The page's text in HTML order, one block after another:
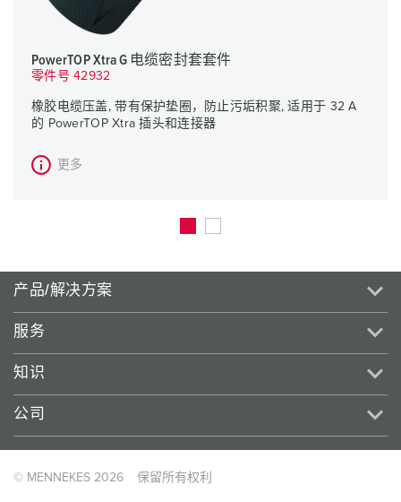
PowerTOP Xtra G 电缆密封套套件
零件号 42932
橡胶电缆压盖, 带有保护垫圈，防止污垢积聚, 适用于 32 A
的 PowerTOP Xtra 插头和连接器
更多
产品/解决方案
服务
知识
公司
© MENNEKES 2026 保留所有权利